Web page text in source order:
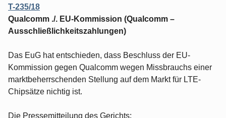
T-235/18
Qualcomm ./. EU-Kommission (Qualcomm –
Ausschließlichkeitszahlungen)
Das EuG hat entschieden, dass Beschluss der EU-
Kommission gegen Qualcomm wegen Missbrauchs einer
marktbeherrschenden Stellung auf dem Markt für LTE-
Chipsätze nichtig ist.
Die Pressemitteilung des Gerichts: